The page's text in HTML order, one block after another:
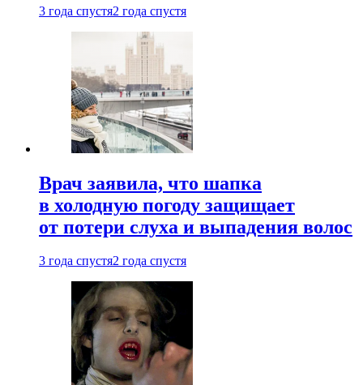
3 года спустя2 года спустя
Врач заявила, что шапка
в холодную погоду защищает
от потери слуха и выпадения волос
3 года спустя2 года спустя